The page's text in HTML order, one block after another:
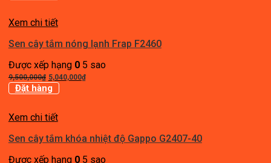
16,000,000₫.
Xem chi tiết
Sen cây tắm nóng lạnh Frap F2460
Được xếp hạng 05 sao
9,500,000₫ Giá
gốc
9,500,000₫.
5,040,000₫Giá
Đặt hàng
Xem chi tiết
Sen cây tắm khóa nhiệt độ Gappo G2407-40
Được xếp hạng 05 sao